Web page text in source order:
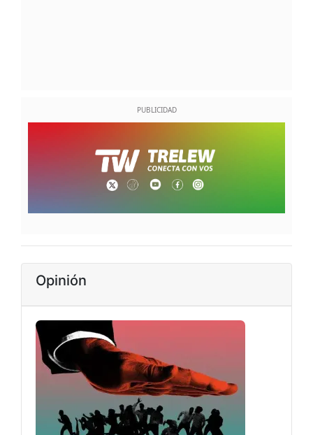
Opinión